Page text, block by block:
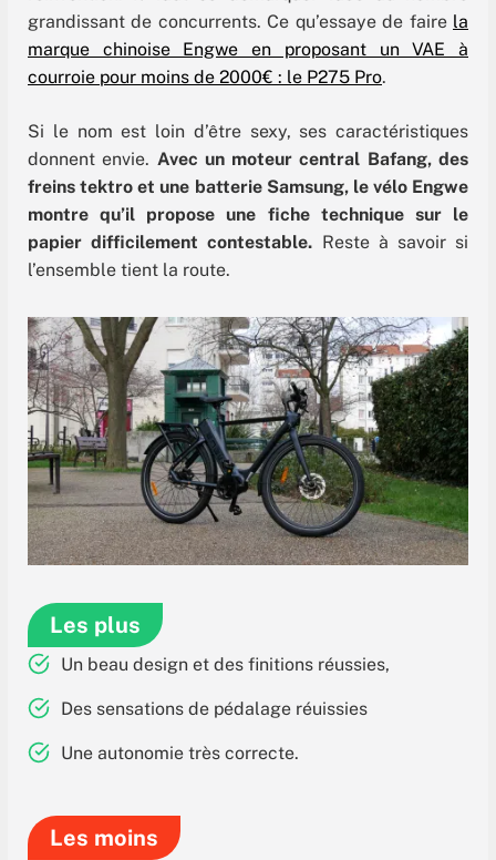
grandissant de concurrents. Ce qu’essaye de faire la
marque chinoise Engwe en proposant un VAE à
courroie pour moins de 2000€ : le P275 Pro.
Si le nom est loin d’être sexy, ses caractéristiques
donnent envie. Avec un moteur central Bafang, des
freins tektro et une batterie Samsung, le vélo Engwe
montre qu’il propose une fiche technique sur le
papier difficilement contestable. Reste à savoir si
l’ensemble tient la route.
Les plus
Un beau design et des finitions réussies,
Des sensations de pédalage réuissies
Une autonomie très correcte.
Les moins